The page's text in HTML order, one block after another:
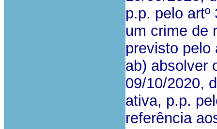
p.p. pelo artº
um crime de
previsto pelo
ab) absolver
09/10/2020,
ativa, p.p.
referência